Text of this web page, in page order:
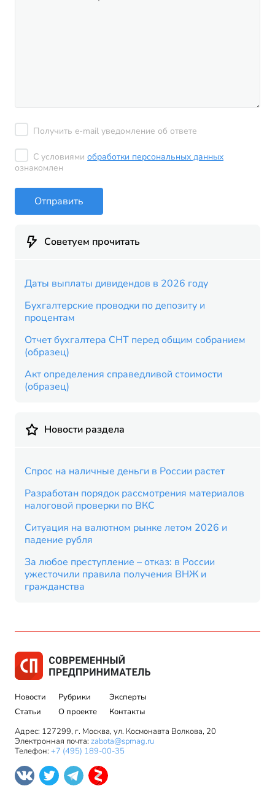
Получить e-mail уведомление об ответе
С условиями обработки персональных данных
ознакомлен
Отправить
Советуем прочитать
Даты выплаты дивидендов в 2026 году
Бухгалтерские проводки по депозиту и
процентам
Отчет бухгалтера СНТ перед общим собранием
(образец)
Акт определения справедливой стоимости
(образец)
Новости раздела
Спрос на наличные деньги в России растет
Разработан порядок рассмотрения материалов
налоговой проверки по ВКС
Ситуация на валютном рынке летом 2026 и
падение рубля
За любое преступление – отказ: в России
ужесточили правила получения ВНЖ и
гражданства
Новости
Статьи
Рубрики
О проекте
Эксперты
Контакты
Адрес: 127299, г. Москва, ул. Космонавта Волкова, 20
Электронная почта: zabota@spmag.ru
Телефон: +7 (495) 189-00-35